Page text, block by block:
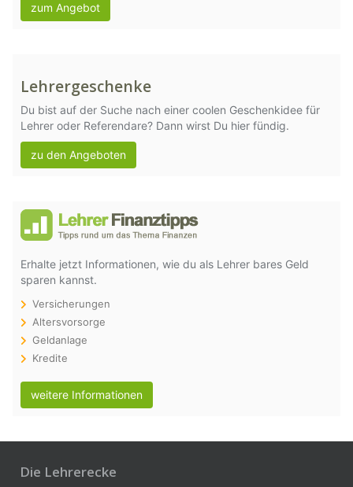
zum Angebot
Lehrergeschenke
Du bist auf der Suche nach einer coolen Geschenkidee für
Lehrer oder Referendare? Dann wirst Du hier fündig.
zu den Angeboten
Erhalte jetzt Informationen, wie du als Lehrer bares Geld
sparen kannst.
Versicherungen
Altersvorsorge
Geldanlage
Kredite
weitere Informationen
Die Lehrerecke